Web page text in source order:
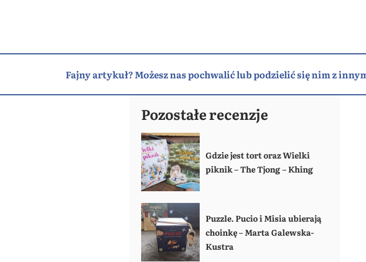
Fajny artykuł? Możesz nas pochwalić lub podzielić się nim z
Pozostałe recenzje
Gdzie jest tort oraz Wielki
piknik – The Tjong – Khing
Puzzle. Pucio i Misia ubierają
choinkę – Marta Galewska-
Kustra